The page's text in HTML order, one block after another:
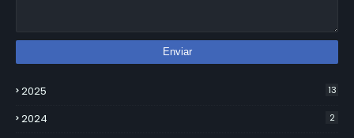
2025 13
2024 2